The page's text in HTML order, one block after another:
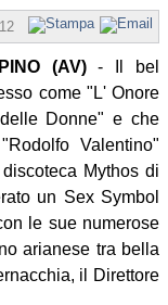
16:09 Scritto da
(AV)- Il bel
come "L' Onore
Donne" e che
Valentino"
Mythos di
un Sex Symbol
le sue numerose
arianese tra bella
il Direttore